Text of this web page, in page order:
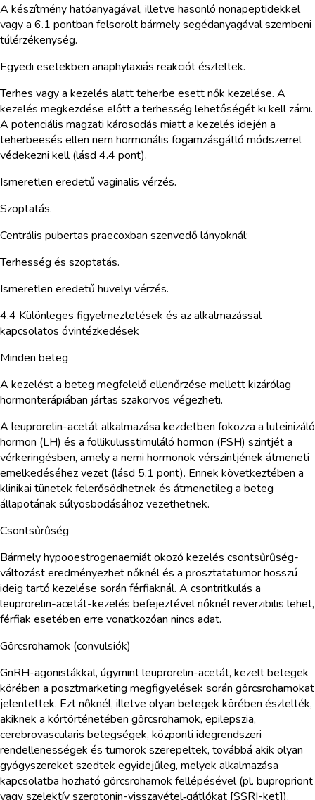
A készítmény hatóanyagával, illetve hasonló nonapeptidekkel
vagy a 6.1 pontban felsorolt bármely segédanyagával szembeni
túlérzékenység.
Egyedi esetekben anaphylaxiás reakciót észleltek.
Terhes vagy a kezelés alatt teherbe esett nők kezelése. A
kezelés megkezdése előtt a terhesség lehetőségét ki kell zárni.
A potenciális magzati károsodás miatt a kezelés idején a
teherbeesés ellen nem hormonális fogamzásgátló módszerrel
védekezni kell (lásd 4.4 pont).
Ismeretlen eredetű vaginalis vérzés.
Szoptatás.
Centrális pubertas praecoxban szenvedő lányoknál:
Terhesség és szoptatás.
Ismeretlen eredetű hüvelyi vérzés.
4.4 Különleges figyelmeztetések és az alkalmazással
kapcsolatos óvintézkedések
Minden beteg
A kezelést a beteg megfelelő ellenőrzése mellett kizárólag
hormonterápiában jártas szakorvos végezheti.
A leuprorelin-acetát alkalmazása kezdetben fokozza a luteinizáló
hormon (LH) és a follikulusstimuláló hormon (FSH) szintjét a
vérkeringésben, amely a nemi hormonok vérszintjének átmeneti
emelkedéséhez vezet (lásd 5.1 pont). Ennek következtében a
klinikai tünetek felerősödhetnek és átmenetileg a beteg
állapotának súlyosbodásához vezethetnek.
Csontsűrűség
Bármely hypooestrogenaemiát okozó kezelés csontsűrűség-
változást eredményezhet nőknél és a prosztatatumor hosszú
ideig tartó kezelése során férfiaknál. A csontritkulás a
leuprorelin-acetát-kezelés befejeztével nőknél reverzibilis lehet,
férfiak esetében erre vonatkozóan nincs adat.
Görcsrohamok (convulsiók)
GnRH-agonistákkal, úgymint leuprorelin-acetát, kezelt betegek
körében a posztmarketing megfigyelések során görcsrohamokat
jelentettek. Ezt nőknél, illetve olyan betegek körében észlelték,
akiknek a kórtörténetében görcsrohamok, epilepszia,
cerebrovascularis betegségek, központi idegrendszeri
rendellenességek és tumorok szerepeltek, továbbá akik olyan
gyógyszereket szedtek egyidejűleg, melyek alkalmazása
kapcsolatba hozható görcsrohamok fellépésével (pl. bupropriont
vagy szelektív szerotonin-visszavétel‑gátlókat [SSRI-ket]).